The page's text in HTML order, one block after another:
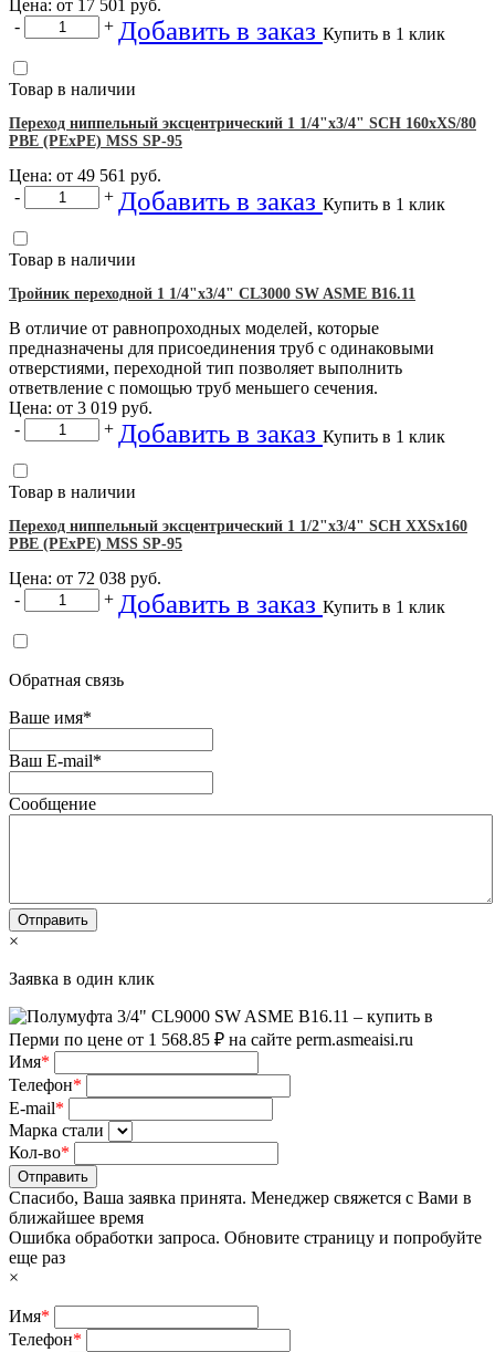
Цена: от 17 501 руб.
-
+ Добавить в заказ Купить в 1 клик
Товар в наличии
Переход ниппельный эксцентрический 1 1/4"х3/4" SCH 160хXS/80
PBE (PEхPE) MSS SP-95
Цена: от 49 561 руб.
-
+ Добавить в заказ Купить в 1 клик
Товар в наличии
Тройник переходной 1 1/4"х3/4" CL3000 SW ASME B16.11
В отличие от равнопроходных моделей, которые
предназначены для присоединения труб с одинаковыми
отверстиями, переходной тип позволяет выполнить
ответвление с помощью труб меньшего сечения.
Цена: от 3 019 руб.
-
+ Добавить в заказ Купить в 1 клик
Товар в наличии
Переход ниппельный эксцентрический 1 1/2"х3/4" SCH XXSх160
PBE (PEхPE) MSS SP-95
Цена: от 72 038 руб.
-
+ Добавить в заказ Купить в 1 клик
Обратная связь
Ваше имя*
Ваш E-mail*
Сообщение
×
Заявка в один клик
Имя*
Телефон*
E-mail*
Марка стали
Кол-во*
Отправить
Спасибо, Ваша заявка принята. Менеджер свяжется с Вами в
ближайшее время
Ошибка обработки запроса. Обновите страницу и попробуйте
еще раз
×
Имя*
Телефон*